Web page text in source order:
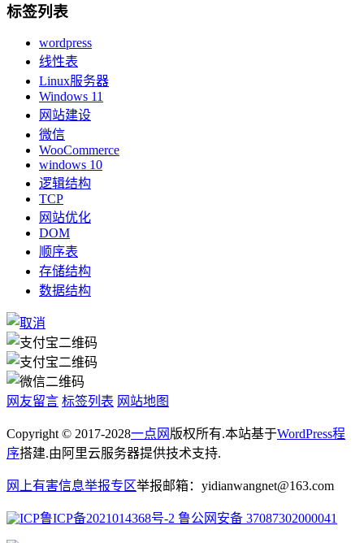
标签列表
wordpress
线性表
Linux服务器
Windows 11
网站建设
微信
WooCommerce
windows 10
逻辑结构
TCP
网站优化
DOM
顺序表
存储结构
数据结构
网友留言 标签列表 网站地图
Copyright © 2017-2028一点网 版权所有.本站基于WordPress程
序搭建.由阿里云服务器提供技术支持.
网上有害信息举报专区举报邮箱：yidianwangnet@163.com
鲁ICP备2021014368号-2 鲁公网安备 37087302000041